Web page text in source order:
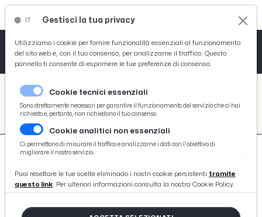
/ Picenotime
/ search
/
Gestisci la tua privacy
Utilizziamo i cookie per fornire funzionalità essenziali al funzionamento
del sito web e, con il tuo consenso, per analizzarne il traffico. Questo
pannello ti consente di esprimere le tue preferenze di consenso.
Cookie tecnici essenziali
Sono strettamente necessari per garantire il funzionamento del servizio che ci hai
richiesto e, pertanto, non richiedono il tuo consenso.
Cookie analitici non essenziali
Ci permettono di misurare il traffico e analizzarne i dati con l'obiettivo di
migliorare il nostro servizio.
Puoi resettare le tue scelte eliminado i nostri cookie persistenti tramite
questo link. Per ulteriori informazioni consulta la nostra Cookie Policy.
Tutto News
Tutto Sport
Basket
Ciclismo
Tutto Curiosità